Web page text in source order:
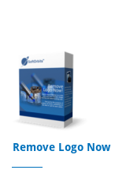
Remove Logo Now